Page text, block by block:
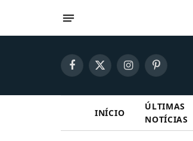
Facebook
X
InstagramPinterest
INÍCIO
ÚLTIMAS
NOTÍCIAS